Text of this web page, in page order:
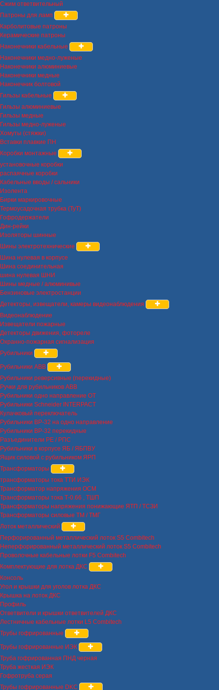
Сжим ответвительный
Патроны для ламп
Карболитовые патроны
Керамические патроны
Наконечники кабельные
Наконечники медно-луженые
Наконечники алюминиевые
Наконечники медные
Наконечник болтовой
Гильзы кабельные
Гильзы алюминиевые
Гильзы медные
Гильзы медно-луженые
Хомуты (стяжки)
Вставки плавкие ПН
Коробки монтажные
установочные коробки
распаячные коробки
Кабельные вводы / сальники
Изолента
Бирки маркировочные
Термоусадочная трубка (ТуТ)
Гофродержатели
Дин-рейки
Изоляторы шинные
Шины электротехнические
Шина нулевая в корпусе
Шина соединительная
шина нулевая ШНИ
Шины медные / алюминивые
Бензиновые электростанции
Детекторы, извещатели, камеры видеонаблюдения
Видеонаблюдение
Извещатели пожарные
Детекторы движения, фотореле
Охранно-пожарная сигнализация
Рубильники
Рубильники ABB
Рубильники реверсивные (перекидные)
Ручки для рубильников ABB
Рубильники одно направление OT
Рубильники Schneider INTERPACT
Кулачковый переключатель
Рубильники ВР-32 на одно направление
Рубильники ВР-32 перекидные
Разъединители РЕ / РПС
Рубильники в корпусе ЯБ / ЯБПВУ
Ящик силовой с рубильником ЯРП
Трансформаторы
трансформаторы тока ТТИ ИЭК
Трансформатор напряжения ОСМ
Трансформаторы тока Т-0.66 , ТШП
Трансформаторы напряжения понижающие ЯТП / ТСЗИ
Трансформаторы силовые ТМ / ТМГ
Лоток металлический
Перфорированный металлический лоток S5 Combitech
Неперфорированный металлический лоток S5 Combitech
Проволочные кабельные лотки F5 Combitech
Комплектующие для лотка ДКС
Консоль
Угол и крышки для уголов лотка ДКС
Крышка на лоток ДКС
Профиль
Ответвители и крышки ответвителей ДКС
Лестничные кабельные лотки L5 Combitech
Трубы гофрированные
Трубы гофрированные ИЭК
Труба гофрированная ПНД черная
Труба жесткая ИЭК
Гофротруба серая
Трубы гофрированные DKC